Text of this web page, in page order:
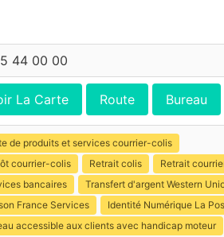
44 00 00
La Carte Route Bureau
de produits et services courrier-colis
courrier-colis
Retrait colis
Retrait
bancaires
Transfert d'argent Western
France Services
Identité Numérique La
accessible aux clients avec handicap moteur